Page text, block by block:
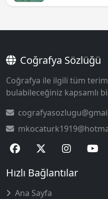
Coğrafya Sözlüğü
Coğrafya ile ilgili tüm
bulabileceğiniz kapsamlı
Hızlı Bağlantılar
Ana Sayfa